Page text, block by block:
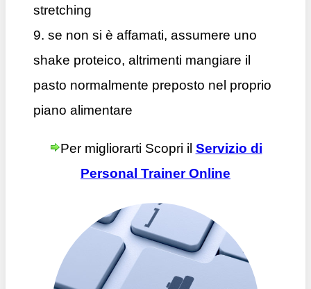
stretching
9. se non si è affamati, assumere uno
shake proteico, altrimenti mangiare il
pasto normalmente preposto nel proprio
piano alimentare
Per migliorarti Scopri il Servizio di
Personal Trainer Online